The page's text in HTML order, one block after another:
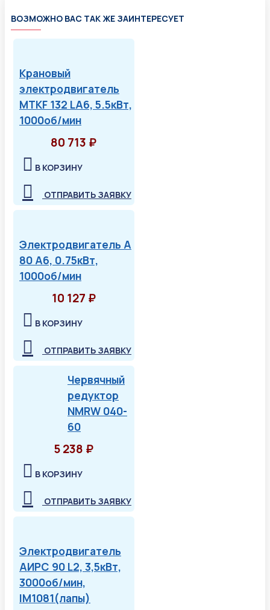
ВОЗМОЖНО ВАС ТАК ЖЕ ЗАИНТЕРЕСУЕТ
Крановый
электродвигатель
MTKF 132 LA6, 5.5кВт,
1000об/мин
80 713 ₽
В КОРЗИНУ
ОТПРАВИТЬ ЗАЯВКУ
Электродвигатель А
80 А6, 0.75кВт,
1000об/мин
10 127 ₽
В КОРЗИНУ
ОТПРАВИТЬ ЗАЯВКУ
Червячный
редуктор
NMRW 040-
60
5 238 ₽
В КОРЗИНУ
ОТПРАВИТЬ ЗАЯВКУ
Электродвигатель
АИРС 90 L2, 3,5кВт,
3000об/мин,
IM1081(лапы)